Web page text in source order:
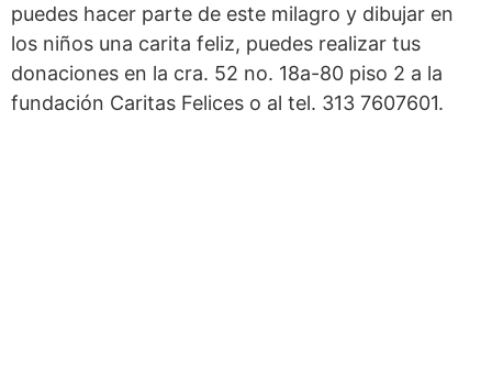
puedes hacer parte de este milagro y dibujar en
los niños una carita feliz, puedes realizar tus
donaciones en la cra. 52 no. 18a-80 piso 2 a la
fundación Caritas Felices o al tel. 313 7607601.